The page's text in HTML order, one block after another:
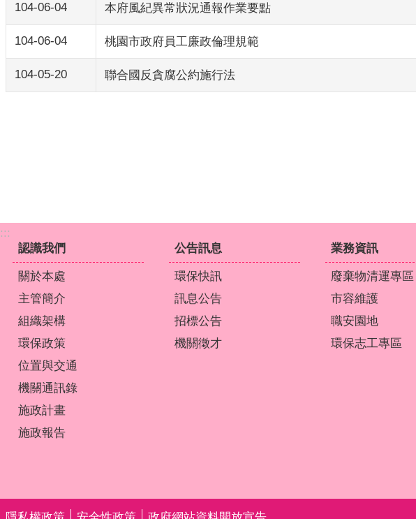
104-06-04 本府風紀異常狀況通報作業要點
104-06-04 桃園市政府員工廉政倫理規範
104-05-20 聯合國反貪腐公約施行法
:::
認識我們
關於本處
主管簡介
組織架構
環保政策
位置與交通
機關通訊錄
施政計畫
施政報告
公告訊息
環保快訊
訊息公告
招標公告
機關徵才
業務資訊
廢棄物清運專區
市容維護
職安園地
環保志工專區